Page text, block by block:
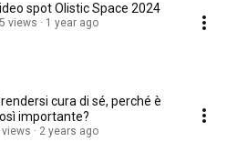
spot Olistic Space 2024
views 1 year ago
cura di sé, perché è
importante?
views 2 years ago